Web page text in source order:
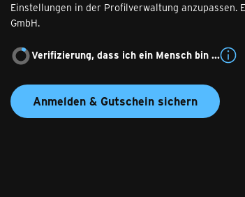
Einstellungen in der Profilverwaltung anzupassen.
GmbH.
Verifizierung, dass ich ein Mensch bin ...